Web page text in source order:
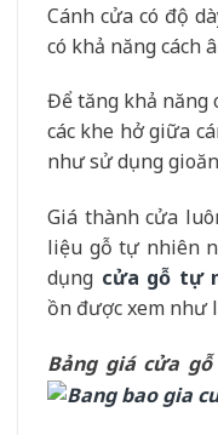
Cánh cửa có độ
có khả năng cách
Để tăng khả năng
các khe hở giữa
như sử dụng
Giá thành cửa
liệu gỗ tự nhiên
dụng cửa gỗ tự
ồn được xem như
Bảng giá cửa